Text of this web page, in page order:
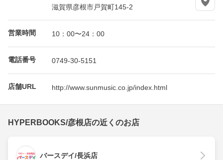
滋賀県彦根市戸賀町145-2
営業時間 10：00〜24：00
電話番号 0749-30-5151
店舗URL http://www.sunmusic.co.jp/index.html
HYPERBOOKS/彦根店の近くのお店
バースデイ/長浜店